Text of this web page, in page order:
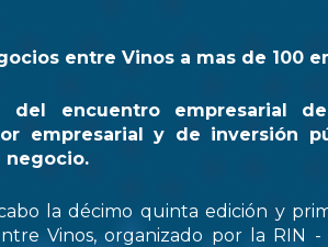
entre Vinos a mas de 100
del encuentro empresarial
empresarial y de inversión
negocio.
la décimo quinta edición y
Vinos, organizado por la RIN